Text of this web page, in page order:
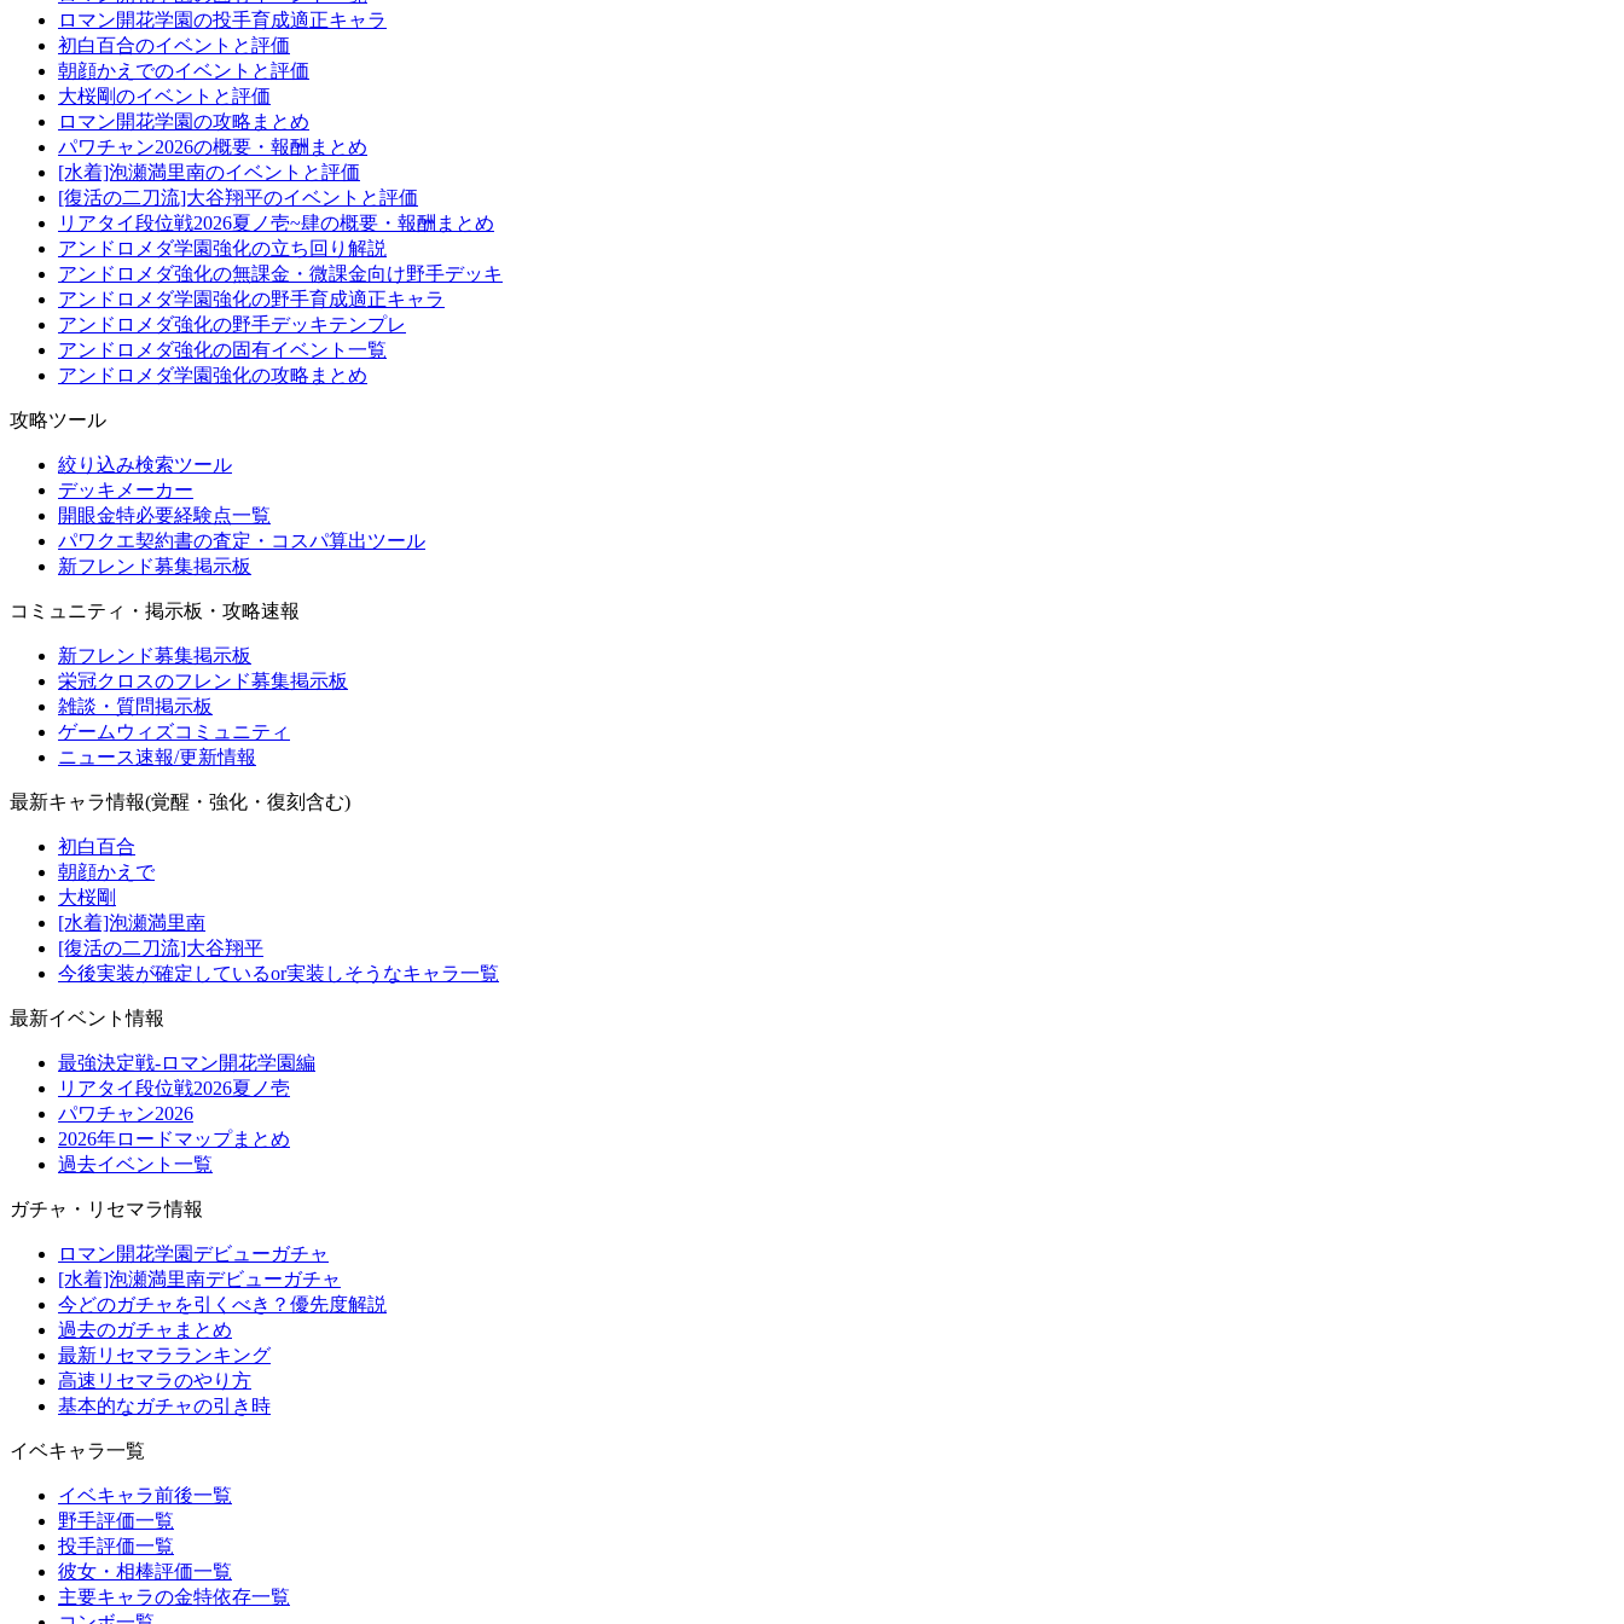
ロマン開花学園の投手育成適正キャラ
初白百合のイベントと評価
朝顔かえでのイベントと評価
大桜剛のイベントと評価
ロマン開花学園の攻略まとめ
パワチャン2026の概要・報酬まとめ
[水着]泡瀬満里南のイベントと評価
[復活の二刀流]大谷翔平のイベントと評価
リアタイ段位戦2026夏ノ壱~肆の概要・報酬まとめ
アンドロメダ学園強化の立ち回り解説
アンドロメダ強化の無課金・微課金向け野手デッキ
アンドロメダ学園強化の野手育成適正キャラ
アンドロメダ強化の野手デッキテンプレ
アンドロメダ強化の固有イベント一覧
アンドロメダ学園強化の攻略まとめ
攻略ツール
絞り込み検索ツール
デッキメーカー
開眼金特必要経験点一覧
パワクエ契約書の査定・コスパ算出ツール
新フレンド募集掲示板
コミュニティ・掲示板・攻略速報
新フレンド募集掲示板
栄冠クロスのフレンド募集掲示板
雑談・質問掲示板
ゲームウィズコミュニティ
ニュース速報/更新情報
最新キャラ情報(覚醒・強化・復刻含む)
初白百合
朝顔かえで
大桜剛
[水着]泡瀬満里南
[復活の二刀流]大谷翔平
今後実装が確定しているor実装しそうなキャラ一覧
最新イベント情報
最強決定戦-ロマン開花学園編
リアタイ段位戦2026夏ノ壱
パワチャン2026
2026年ロードマップまとめ
過去イベント一覧
ガチャ・リセマラ情報
ロマン開花学園デビューガチャ
[水着]泡瀬満里南デビューガチャ
今どのガチャを引くべき？優先度解説
過去のガチャまとめ
最新リセマラランキング
高速リセマラのやり方
基本的なガチャの引き時
イベキャラ一覧
イベキャラ前後一覧
野手評価一覧
投手評価一覧
彼女・相棒評価一覧
主要キャラの金特依存一覧